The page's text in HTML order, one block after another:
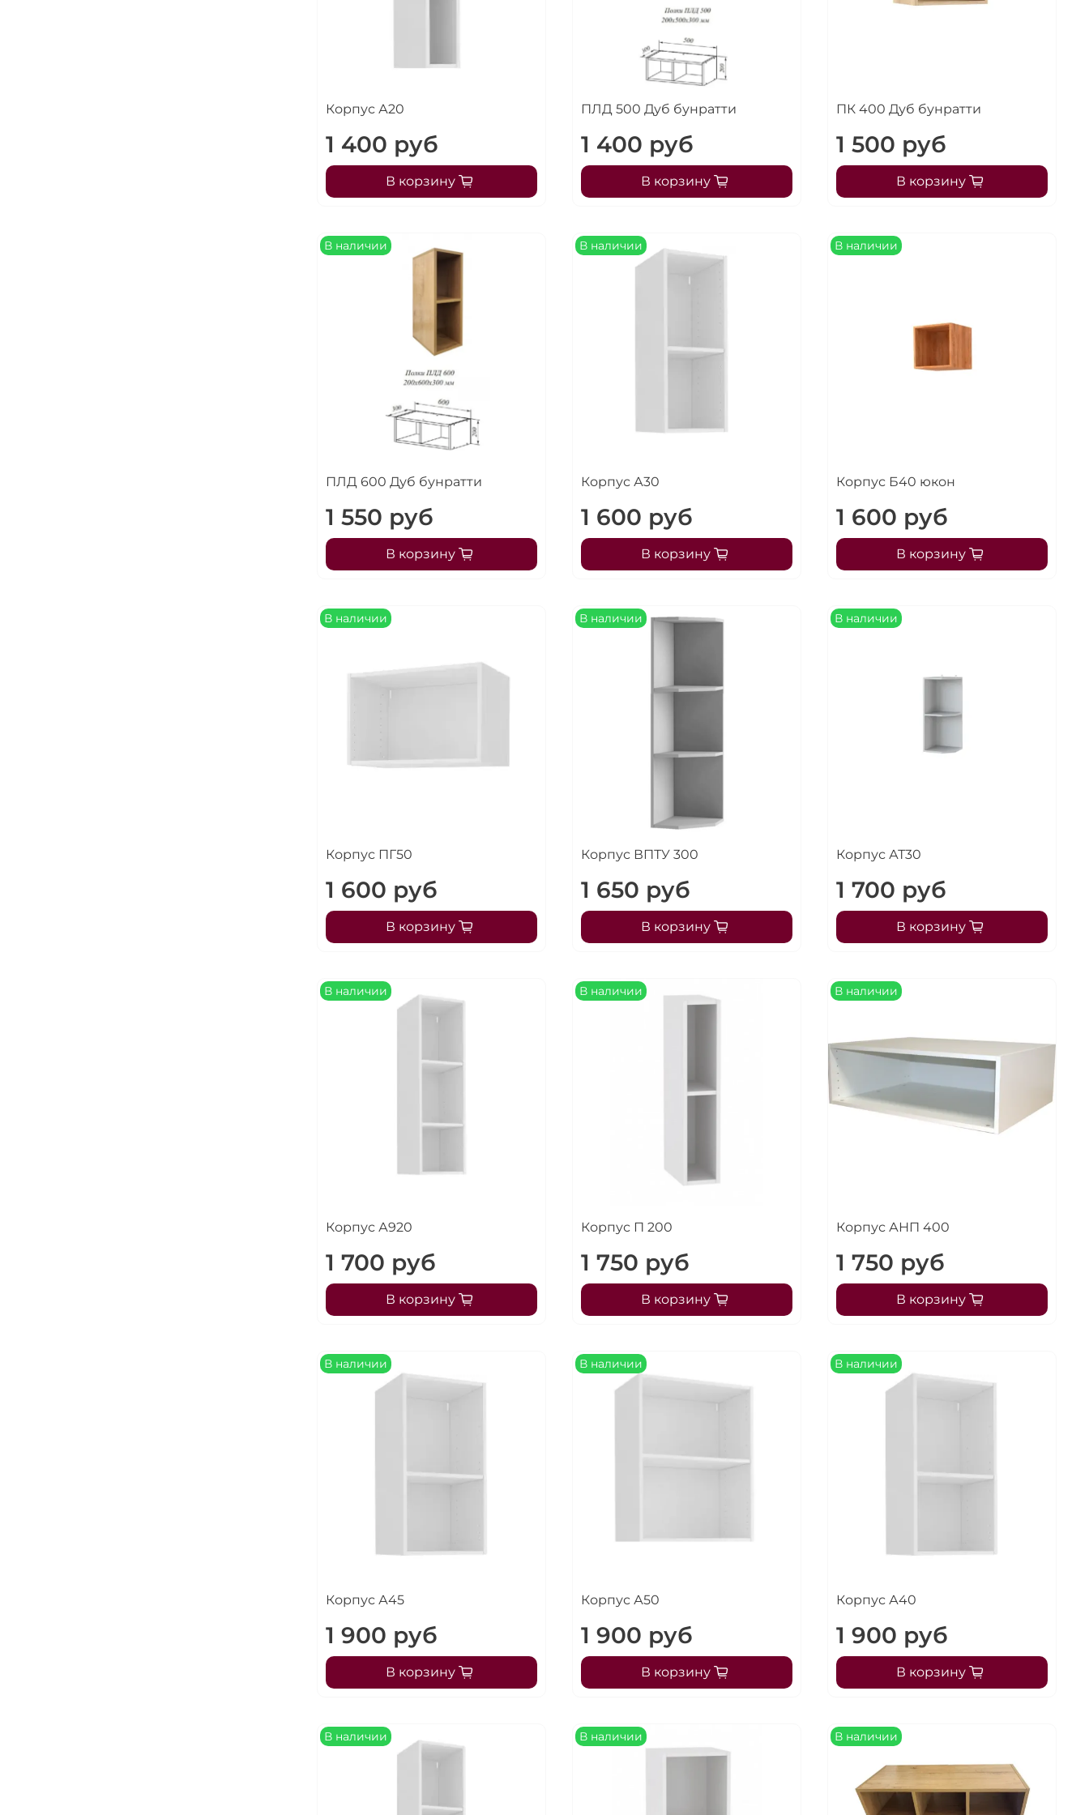
Корпус А20
1 400 руб
В корзину
ПЛД 500 Дуб бунратти
1 400 руб
В корзину
ПК 400 Дуб бунратти
1 500 руб
В корзину
В наличии
ПЛД 600 Дуб бунратти
1 550 руб
В корзину
В наличии
Корпус А30
1 600 руб
В корзину
В наличии
Корпус Б40 юкон
1 600 руб
В корзину
В наличии
Корпус ПГ50
1 600 руб
В корзину
В наличии
Корпус ВПТУ 300
1 650 руб
В корзину
В наличии
Корпус АТ30
1 700 руб
В корзину
В наличии
Корпус А920
1 700 руб
В корзину
В наличии
Корпус П 200
1 750 руб
В корзину
В наличии
Корпус АНП 400
1 750 руб
В корзину
В наличии
Корпус А45
1 900 руб
В корзину
В наличии
Корпус А50
1 900 руб
В корзину
В наличии
Корпус А40
1 900 руб
В корзину
В наличии В наличии В наличии